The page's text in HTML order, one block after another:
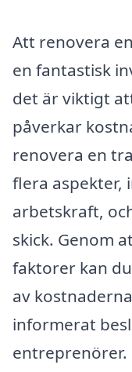
Att renovera
en fantastisk
det är viktigt
påverkar
renovera en
flera aspekter,
arbetskraft,
skick. Genom
faktorer kan
av
informerat
entreprenörer.